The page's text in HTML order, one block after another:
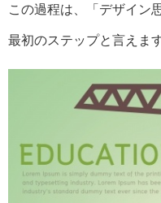
この過程は、「デザイン
最初のステップと言えます